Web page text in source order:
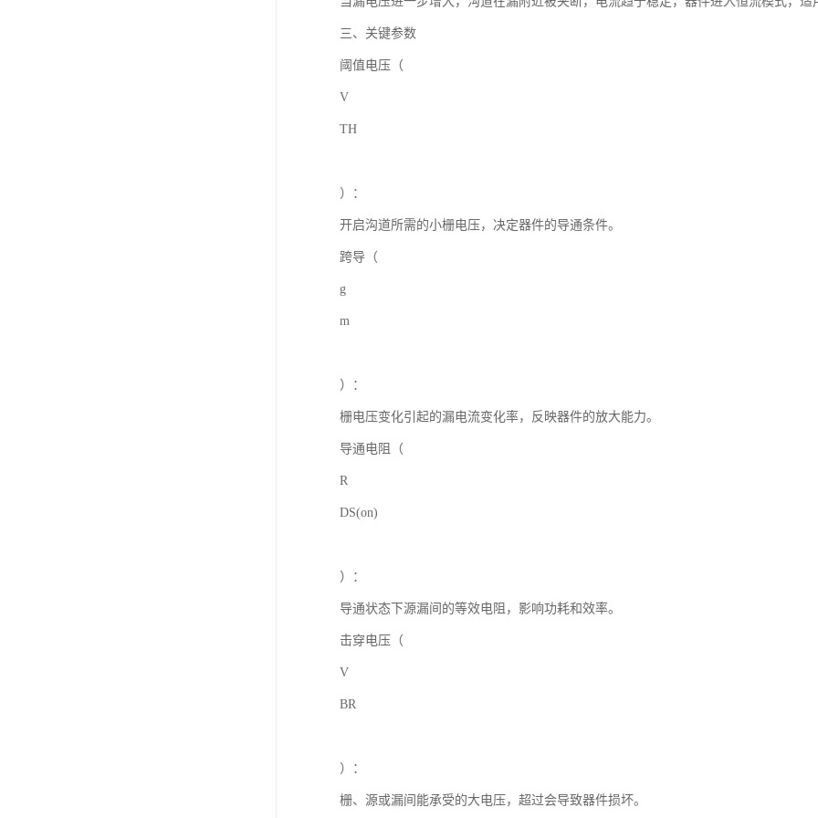
三、关键参数
阈值电压（
V
TH
）：
开启沟道所需的小栅电压，决定器件的导通条件。
跨导（
g
m
）：
栅电压变化引起的漏电流变化率，反映器件的放大能力。
导通电阻（
R
DS(on)
）：
导通状态下源漏间的等效电阻，影响功耗和效率。
击穿电压（
V
BR
）：
栅、源或漏间能承受的大电压，超过会导致器件损坏。